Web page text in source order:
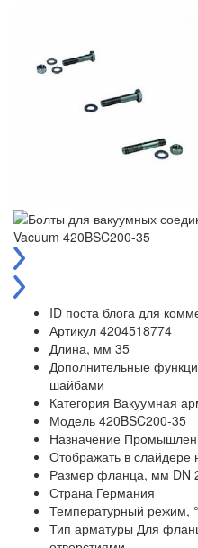
ID поста блога для
Артикул 4204518774
Длина, мм 35
Дополнительные
шайбами
Категория Вакуумная
Модель 420BSC200-35
Назначение
Отображать в слайдере
Размер фланца, мм DN
Страна Германия
Температурный режим,
Тип арматуры Для